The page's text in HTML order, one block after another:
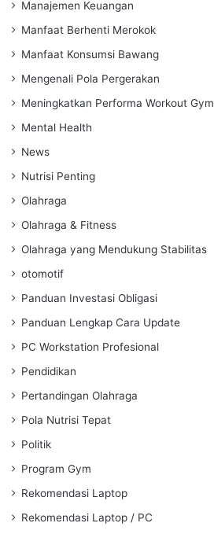
Manajemen Keuangan
Manfaat Berhenti Merokok
Manfaat Konsumsi Bawang
Mengenali Pola Pergerakan
Meningkatkan Performa Workout Gym
Mental Health
News
Nutrisi Penting
Olahraga
Olahraga & Fitness
Olahraga yang Mendukung Stabilitas
otomotif
Panduan Investasi Obligasi
Panduan Lengkap Cara Update
PC Workstation Profesional
Pendidikan
Pertandingan Olahraga
Pola Nutrisi Tepat
Politik
Program Gym
Rekomendasi Laptop
Rekomendasi Laptop / PC